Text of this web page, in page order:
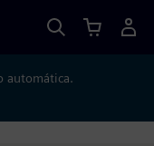
automática.